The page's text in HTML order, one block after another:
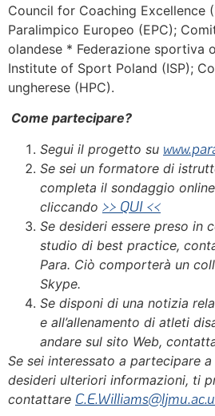
Council for Coaching Excellence
Paralimpico Europeo (EPC);
olandese * Federazione sportiva
Institute of Sport Poland (ISP);
ungherese (HPC).
Come partecipare?
Segui il progetto su
Se sei un formatore di
completa il sondaggio
cliccando >> QUI <<
Se desideri essere preso in
studio di best practice,
Para. Ciò comporterà un
Skype.
Se disponi di una notizia
e all’allenamento di atleti
andare sul sito Web,
Se sei interessato a partecipare
desideri ulteriori informazioni, ti
contattare